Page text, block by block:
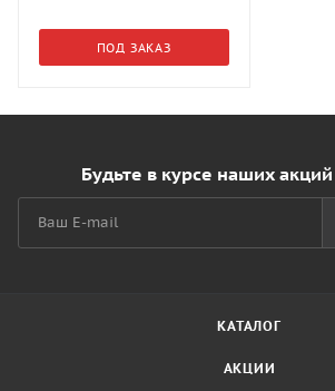
ПОД ЗАКАЗ
Будьте в курсе наших
КАТАЛОГ
АКЦИИ